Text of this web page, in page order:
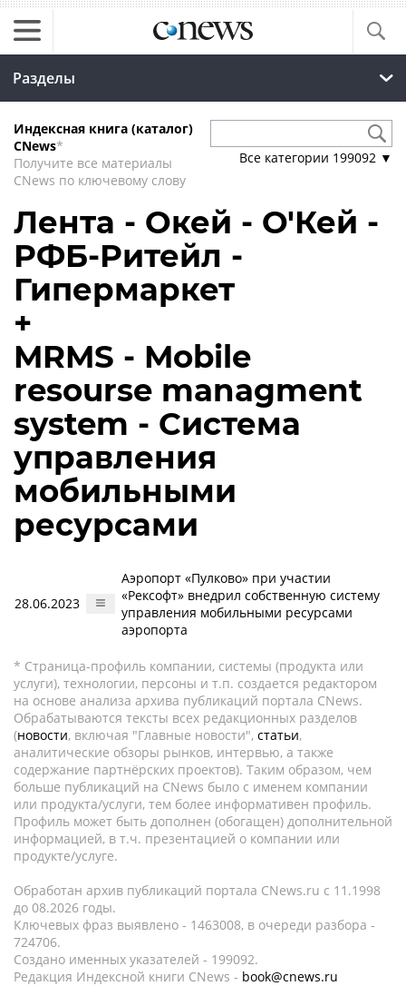
Разделы
Индексная книга (каталог)
CNews*
Получите все материалы
CNews по ключевому слову
Все категории 199092 ▼
Лента - Окей - О'Кей -
РФБ-Ритейл -
Гипермаркет
+
MRMS - Mobile
resourse managment
system - Система
управления
мобильными
ресурсами
28.06.2023
Аэропорт «Пулково» при участии
«Рексофт» внедрил собственную систему
управления мобильными ресурсами
аэропорта
* Страница-профиль компании, системы (продукта или
услуги), технологии, персоны и т.п. создается редактором
на основе анализа архива публикаций портала CNews.
Обрабатываются тексты всех редакционных разделов
(новости, включая "Главные новости", статьи,
аналитические обзоры рынков, интервью, а также
содержание партнёрских проектов). Таким образом, чем
больше публикаций на CNews было с именем компании
или продукта/услуги, тем более информативен профиль.
Профиль может быть дополнен (обогащен) дополнительной
информацией, в т.ч. презентацией о компании или
продукте/услуге.
Обработан архив публикаций портала CNews.ru c 11.1998
до 08.2026 годы.
Ключевых фраз выявлено - 1463008, в очереди разбора -
724706.
Создано именных указателей - 199092.
Редакция Индексной книги CNews - book@cnews.ru